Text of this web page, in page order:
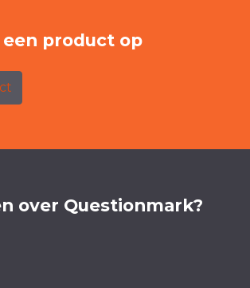
product op
over Questionmark?